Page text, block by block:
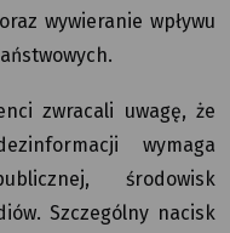
wywieranie wpływu
zwracali uwagę, że
wymaga
środowisk
Szczególny nacisk